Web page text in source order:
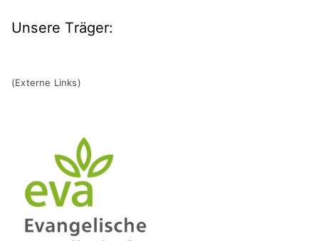
Unsere Träger:
(Externe Links)